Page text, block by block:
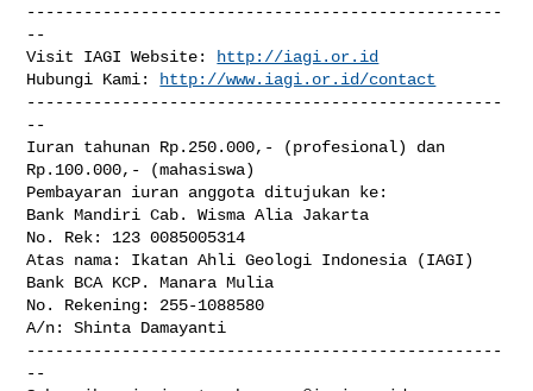
--------------------------------------------------
--
Visit IAGI Website:
http://iagi.or.id
Hubungi Kami:
http://www.iagi.or.id/contact
--------------------------------------------------
--
Iuran tahunan Rp.250.000,- (profesional) dan
Rp.100.000,- (mahasiswa)
Pembayaran iuran anggota ditujukan ke:
Bank Mandiri Cab. Wisma Alia Jakarta
No. Rek: 123 0085005314
Atas nama: Ikatan Ahli Geologi Indonesia (IAGI)
Bank BCA KCP. Manara Mulia
No. Rekening: 255-1088580
A/n: Shinta Damayanti
--------------------------------------------------
--